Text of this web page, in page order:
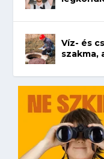
Víz- és
szakma,